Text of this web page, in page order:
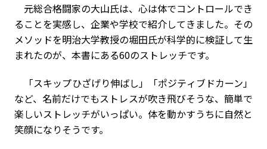
元総合格闘家の大山氏は、心は体でコントロールでき
ることを実感し、企業や学校で紹介してきました。その
メソッドを明治大学教授の堀田氏が科学的に検証して生
まれたのが、本書にある60のストレッチです。
「スキップひざげり伸ばし」「ポジティブドカーン」
など、名前だけでもストレスが吹き飛びそうな、簡単で
楽しいストレッチがいっぱい。体を動かすうちに自然と
笑顔になりそうです。